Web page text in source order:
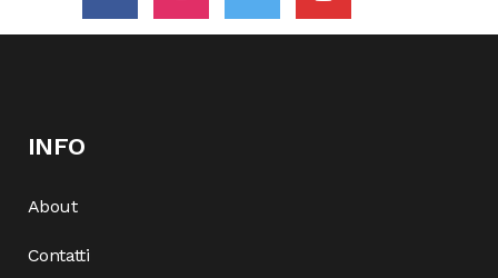
INFO
About
Contatti